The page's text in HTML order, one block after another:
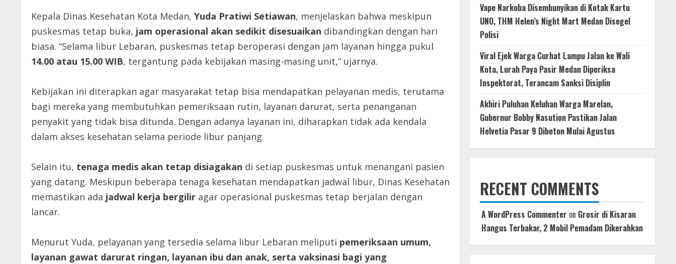
Kepala Dinas Kesehatan Kota Medan, Yuda Pratiwi Setiawan, menjelaskan bahwa meskipun
puskesmas tetap buka, jam operasional akan sedikit disesuaikan dibandingkan dengan hari
biasa. “Selama libur Lebaran, puskesmas tetap beroperasi dengan jam layanan hingga pukul
14.00 atau 15.00 WIB, tergantung pada kebijakan masing-masing unit,” ujarnya.
Kebijakan ini diterapkan agar masyarakat tetap bisa mendapatkan pelayanan medis, terutama
bagi mereka yang membutuhkan pemeriksaan rutin, layanan darurat, serta penanganan
penyakit yang tidak bisa ditunda. Dengan adanya layanan ini, diharapkan tidak ada kendala
dalam akses kesehatan selama periode libur panjang.
Selain itu, tenaga medis akan tetap disiagakan di setiap puskesmas untuk menangani pasien
yang datang. Meskipun beberapa tenaga kesehatan mendapatkan jadwal libur, Dinas Kesehatan
memastikan ada jadwal kerja bergilir agar operasional puskesmas tetap berjalan dengan
lancar.
Menurut Yuda, pelayanan yang tersedia selama libur Lebaran meliputi pemeriksaan umum,
layanan gawat darurat ringan, layanan ibu dan anak, serta vaksinasi bagi yang
Vape Narkoba Disembunyikan di Kotak Kartu
UNO, THM Helen’s Night Mart Medan Disegel
Polisi
Viral Ejek Warga Curhat Lampu Jalan ke Wali
Kota, Lurah Paya Pasir Medan Diperiksa
Inspektorat, Terancam Sanksi Disiplin
Akhiri Puluhan Keluhan Warga Marelan,
Gubernur Bobby Nasution Pastikan Jalan
Helvetia Pasar 9 Dibeton Mulai Agustus
RECENT COMMENTS
A WordPress Commenter on Grosir di Kisaran
Hangus Terbakar, 2 Mobil Pemadam Dikerahkan